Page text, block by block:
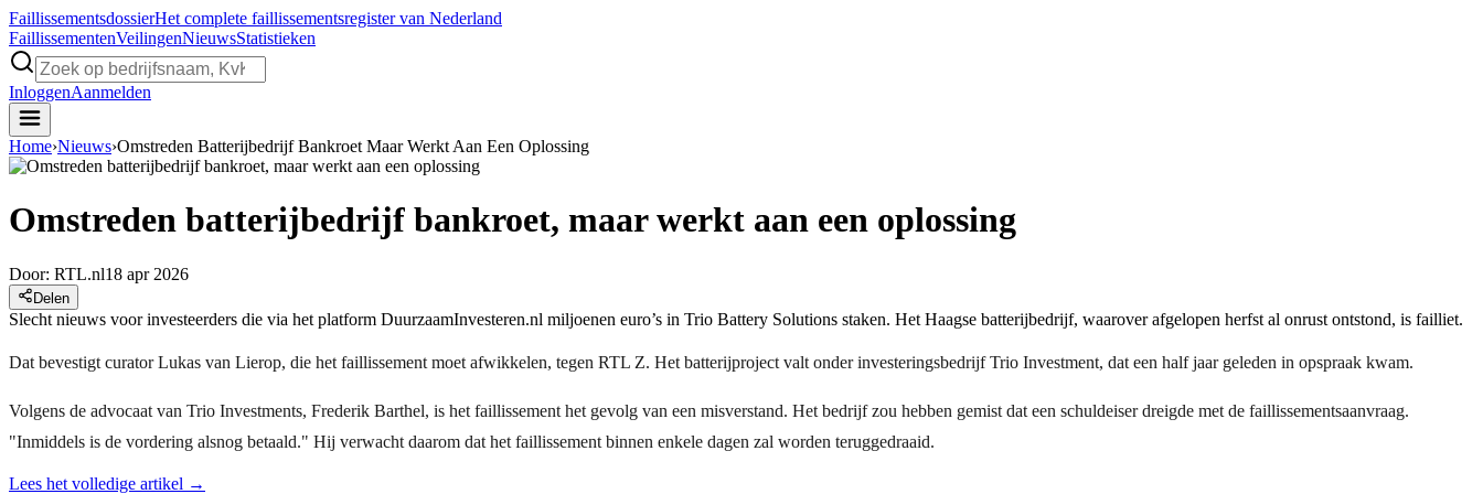
FaillissementsdossierHet complete faillissementsregister van Nederland
FaillissementenVeilingenNieuwsStatistieken
InloggenAanmelden
Home›Nieuws›Omstreden Batterijbedrijf Bankroet Maar Werkt Aan Een Oplossing
Omstreden batterijbedrijf bankroet, maar werkt aan een oplossing
Door: RTL.nl18 apr 2026
Delen
Slecht nieuws voor investeerders die via het platform DuurzaamInvesteren.nl miljoenen euro’s in Trio Battery Solutions staken. Het Haagse batterijbedrijf, waarover afgelopen herfst al onrust ontstond, is failliet.
Dat bevestigt curator Lukas van Lierop, die het faillissement moet afwikkelen, tegen RTL Z. Het batterijproject valt onder investeringsbedrijf Trio Investment, dat een half jaar geleden in opspraak kwam.
Volgens de advocaat van Trio Investments, Frederik Barthel, is het faillissement het gevolg van een misverstand. Het bedrijf zou hebben gemist dat een schuldeiser dreigde met de faillissementsaanvraag.
"Inmiddels is de vordering alsnog betaald." Hij verwacht daarom dat het faillissement binnen enkele dagen zal worden teruggedraaid.
Lees het volledige artikel →